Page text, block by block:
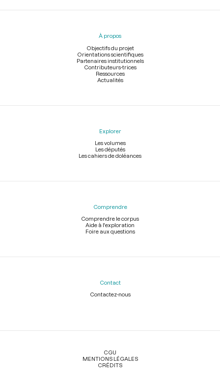
Menu
À propos
Objectifs du projet
Orientations scientifiques
Partenaires institutionnels
Contributeurs-trices
Ressources
Actualités
Explorer
Les volumes
Les députés
Les cahiers de doléances
Comprendre
Comprendre le corpus
Aide à l'exploration
Foire aux questions
Contact
Contactez-nous
Légal
CGU
MENTIONS LÉGALES
CRÉDITS